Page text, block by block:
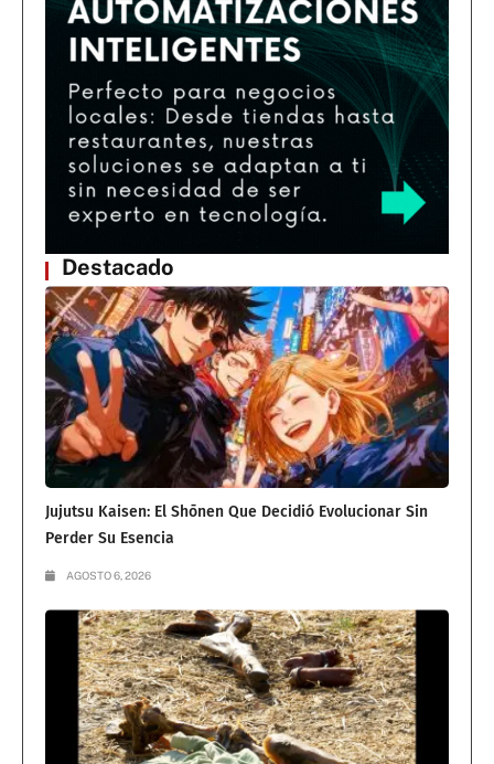
Destacado
Jujutsu Kaisen: El Shōnen Que Decidió Evolucionar Sin
Perder Su Esencia
AGOSTO 6, 2026